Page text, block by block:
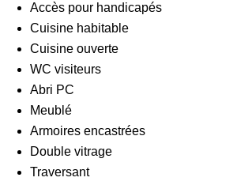
Accès pour handicapés
Cuisine habitable
Cuisine ouverte
WC visiteurs
Abri PC
Meublé
Armoires encastrées
Double vitrage
Traversant